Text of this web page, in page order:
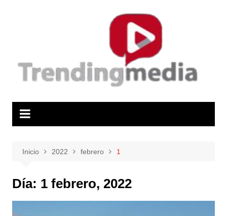
Inicio 2022 febrero 1
Día: 1 febrero, 2022